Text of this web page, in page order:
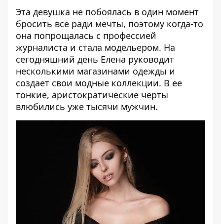
Эта девушка не побоялась в один момент
бросить все ради мечты, поэтому когда-то
она попрощалась с профессией
журналиста и стала модельером. На
сегодняшний день Елена руководит
несколькими магазинами одежды и
создает свои модные коллекции. В ее
тонкие, аристократические черты
влюбились уже тысячи мужчин.